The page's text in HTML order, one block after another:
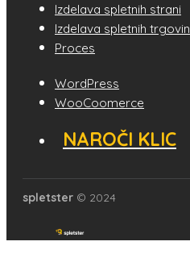
Izdelava spletnih strani
Izdelava spletnih trgovin
Proces
WordPress
WooCoomerce
NAROČI KLIC
spletster © 2024